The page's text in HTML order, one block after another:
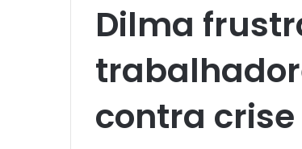
Dilma
contra crise